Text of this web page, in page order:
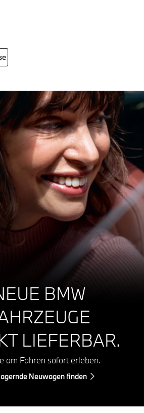
BMW
LIEFERBAR.
am Fahren sofort erleben.
Neuwagen finden